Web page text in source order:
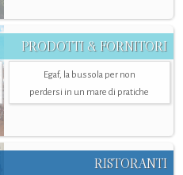
PRODOTTI & FORNITORI
Egaf, la bussola per non
perdersi in un mare di pratiche
RISTORANTI